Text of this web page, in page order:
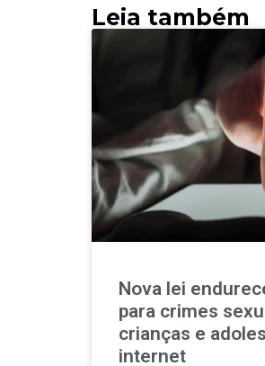
Leia também
Nova lei
para crimes
crianças e
internet